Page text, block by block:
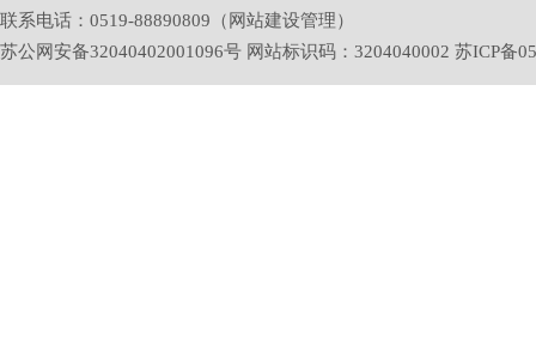
联系电话：0519-88890809（网站建设管理）
苏公网安备32040402001096号 网站标识码：3204040002 苏ICP备